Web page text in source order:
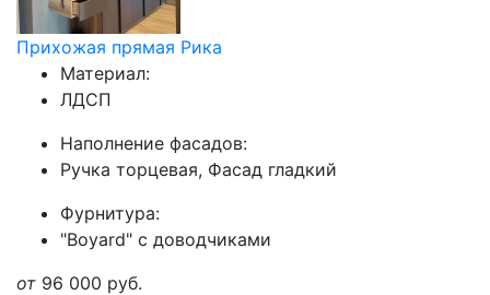
Прихожая прямая Рика
Материал:
ЛДСП
Наполнение фасадов:
Ручка торцевая, Фасад гладкий
Фурнитура:
"Boyard" с доводчиками
от 96 000 руб.